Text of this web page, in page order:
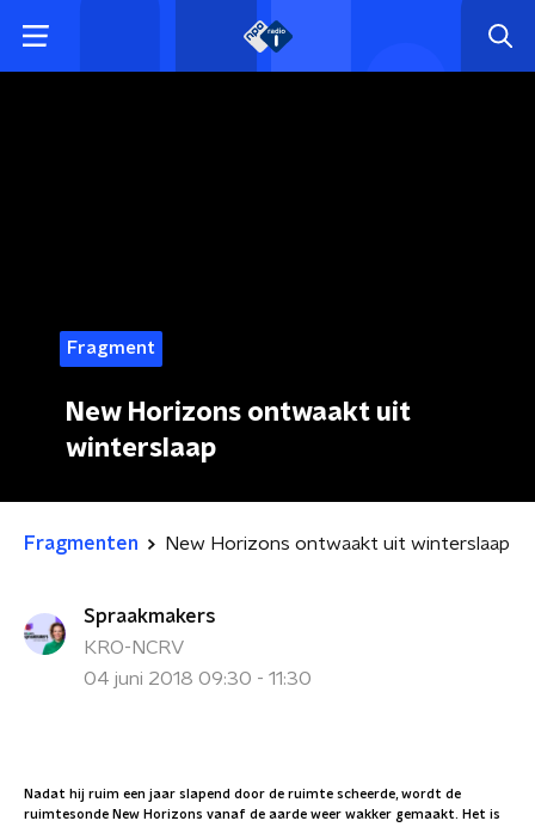
Fragment
New Horizons ontwaakt uit
winterslaap
Fragmenten New Horizons ontwaakt uit winterslaap
Spraakmakers
KRO-NCRV
04 juni 2018 09:30 - 11:30
Nadat hij ruim een jaar slapend door de ruimte scheerde, wordt de
ruimtesonde New Horizons vanaf de aarde weer wakker gemaakt. Het is